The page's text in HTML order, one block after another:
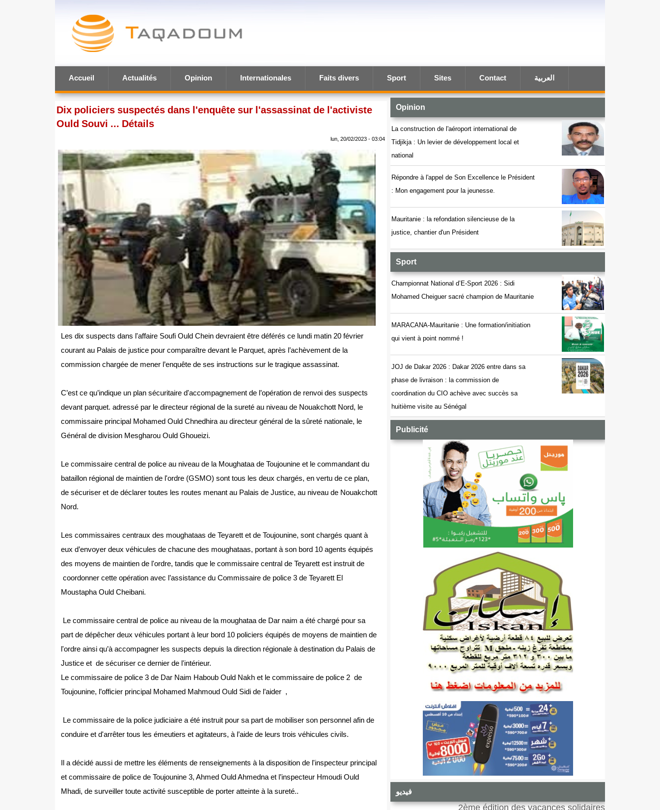
Accueil Actualités Opinion Internationales Faits divers Sport Sites Contact العربية
Opinion
La construction de l'aéroport international de
Tidjikja : Un levier de développement local et
national
Répondre à l'appel de Son Excellence le Président
: Mon engagement pour la jeunesse.
Mauritanie : la refondation silencieuse de la
justice, chantier d'un Président
Sport
Championnat National d’E-Sport 2026 : Sidi
Mohamed Cheiguer sacré champion de Mauritanie
MARACANA-Mauritanie : Une formation/initiation
qui vient à point nommé !
JOJ de Dakar 2026 : Dakar 2026 entre dans sa
phase de livraison : la commission de
coordination du CIO achève avec succès sa
huitième visite au Sénégal
Publicité
فيديو
2ème édition des vacances solidaires
Dix policiers suspectés dans l'enquête sur l'assassinat de l'activiste
Ould Souvi ... Détails
lun, 20/02/2023 - 03:04
Les dix suspects dans l'affaire Soufi Ould Chein devraient être déférés ce lundi matin 20 février
courant au Palais de justice pour comparaître devant le Parquet, après l’achèvement de la
commission chargée de mener l’enquête de ses instructions sur le tragique assassinat.
C’est ce qu’indique un plan sécuritaire d'accompagnement de l’opération de renvoi des suspects
devant parquet. adressé par le directeur régional de la sureté au niveau de Nouakchott Nord, le
commissaire principal Mohamed Ould Chnedhira au directeur général de la sûreté nationale, le
Général de division Mesgharou Ould Ghoueizi.
Le commissaire central de police au niveau de la Moughataa de Toujounine et le commandant du
bataillon régional de maintien de l'ordre (GSMO) sont tous les deux chargés, en vertu de ce plan,
de sécuriser et de déclarer toutes les routes menant au Palais de Justice, au niveau de Nouakchott
Nord.
Les commissaires centraux des moughataas de Teyarett et de Toujounine, sont chargés quant à
eux d’envoyer deux véhicules de chacune des moughataas, portant à son bord 10 agents équipés
des moyens de maintien de l'ordre, tandis que le commissaire central de Teyarett est instruit de
coordonner cette opération avec l’assistance du Commissaire de police 3 de Teyarett El
Moustapha Ould Cheibani.
Le commissaire central de police au niveau de la moughataa de Dar naim a été chargé pour sa
part de dépêcher deux véhicules portant à leur bord 10 policiers équipés de moyens de maintien de
l'ordre ainsi qu’à accompagner les suspects depuis la direction régionale à destination du Palais de
Justice et de sécuriser ce dernier de l'intérieur.
Le commissaire de police 3 de Dar Naim Haboub Ould Nakh et le commissaire de police 2 de
Toujounine, l’officier principal Mohamed Mahmoud Ould Sidi de l’aider ,
Le commissaire de la police judiciaire a été instruit pour sa part de mobiliser son personnel afin de
conduire et d'arrêter tous les émeutiers et agitateurs, à l’aide de leurs trois véhicules civils.
Il a décidé aussi de mettre les éléments de renseignements à la disposition de l'inspecteur principal
et commissaire de police de Toujounine 3, Ahmed Ould Ahmedna et l’inspecteur Hmoudi Ould
Mhadi, de surveiller toute activité susceptible de porter atteinte à la sureté..